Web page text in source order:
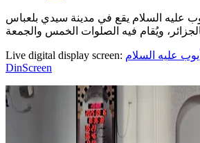
عليه السلام يقع في مدينة سيدي بلعباس
Live digital display screen: عليه السلام
DinScreen